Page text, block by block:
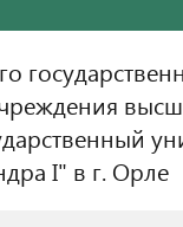
I" в г. Орле